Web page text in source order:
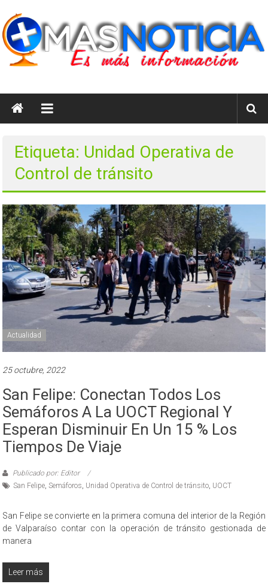
contenido
Es
Etiqueta: Unidad Operativa de
Control de tránsito
Actualidad
25 octubre, 2022
San Felipe: Conectan Todos Los
Semáforos A La UOCT Regional Y
Esperan Disminuir En Un 15 % Los
Tiempos De Viaje
Publicado por: Editor
San Felipe ,Semáforos Unidad Operativa de Control de tránsito UOCT
San Felipe se convierte en la primera comuna del interior de la Región
de Valparaíso contar con la operación de tránsito gestionada de
manera
Leer más